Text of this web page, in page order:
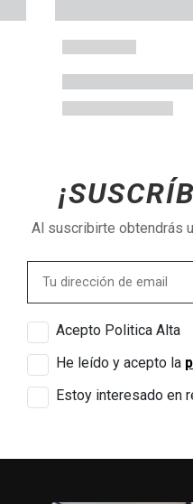
Al suscribirte obtendrás
Acepto Politica Alta
He leído y acepto la
Estoy interesado en